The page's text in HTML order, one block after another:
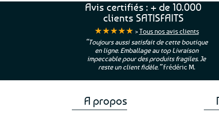
Les
options
peuvent
être
choisies
sur
la
du
Avis certifiés : + de 10.000
clients SATISFAITS
★★★★★ >Tous nos avis clients
“Toujours aussi satisfait de cette boutique
en ligne. Emballage au top Livraison
impeccable pour des produits fragiles. Je
reste un client fidèle.”Frédéric M.
A propos